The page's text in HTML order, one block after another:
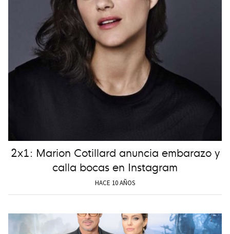
2x1: Marion Cotillard anuncia embarazo y
calla bocas en Instagram
HACE 10 AÑOS